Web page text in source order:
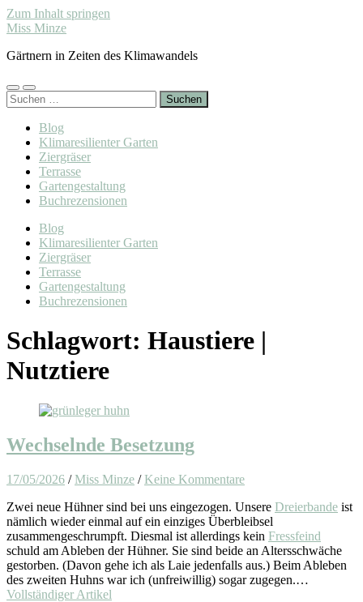
Zum Inhalt springen
Miss Minze
Gärtnern in Zeiten des Klimawandels
Mobile-
Menü
Suchfeld
ein-/ausblenden
Suchen
nach:
Blog
Klimaresilienter Garten
Ziergräser
Terrasse
Gartengestaltung
Buchrezensionen
Blog
Klimaresilienter Garten
Ziergräser
Terrasse
Gartengestaltung
Buchrezensionen
Schlagwort: Haustiere |
Nutztiere
Wechselnde Besetzung
17/05/2026 /Miss Minze /Keine Kommentare
Zwei neue Hühner sind bei uns eingezogen. Unsere Dreierbande ist
nämlich wieder einmal auf ein einziges Überbleibsel
zusammengeschrumpft. Diesmal ist allerdings kein Fressfeind
schuld am Ableben der Hühner. Sie sind beide an Altersschwäche
gestorben. (Davon gehe ich als Laie jedenfalls aus.) Beim Ableben
des zweiten Huhns war ich (unfreiwillig) sogar zugegen.…
Vollständiger Artikel